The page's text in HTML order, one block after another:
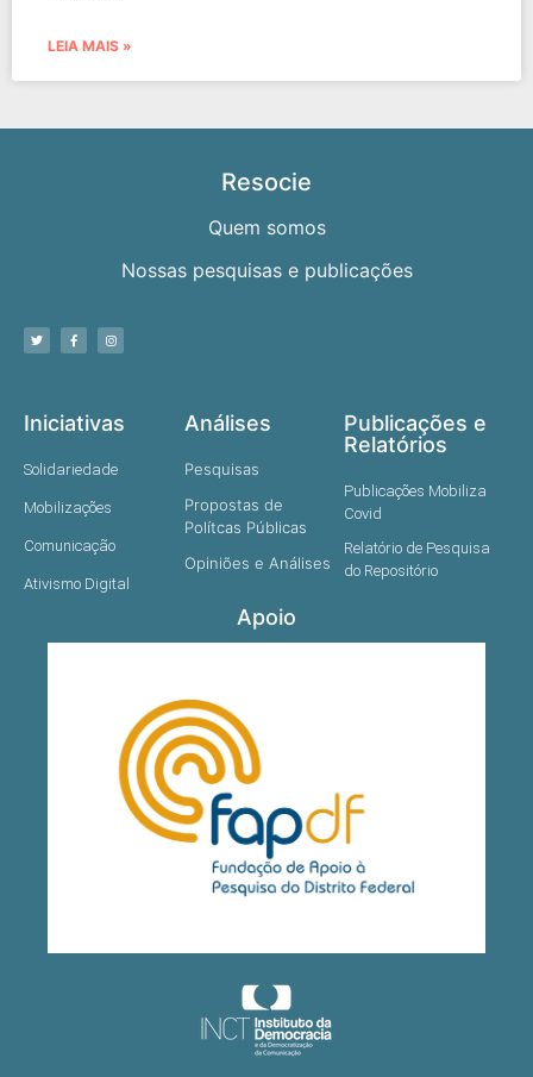
LEIA MAIS »
Resocie
Quem somos
Nossas pesquisas e publicações
Iniciativas
Solidariedade
Mobilizações
Comunicação
Ativismo Digital
Análises
Pesquisas
Propostas de
Polítcas Públicas
Opiniões e Análises
Publicações e
Relatórios
Publicações Mobiliza
Covid
Relatório de Pesquisa
do Repositório
Apoio